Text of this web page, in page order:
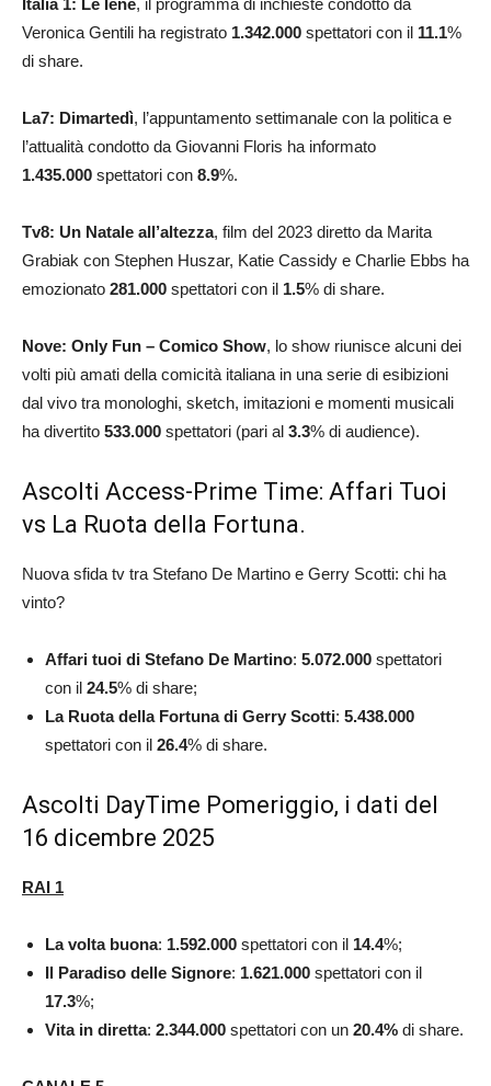
Italia 1: Le Iene, il programma di inchieste condotto da
Veronica Gentili ha registrato 1.342.000 spettatori con il 11.1%
di share.
La7: Dimartedì, l’appuntamento settimanale con la politica e
l’attualità condotto da Giovanni Floris ha informato
1.435.000 spettatori con 8.9%.
Tv8: Un Natale all’altezza, film del 2023 diretto da Marita
Grabiak con Stephen Huszar, Katie Cassidy e Charlie Ebbs ha
emozionato 281.000 spettatori con il 1.5% di share.
Nove: Only Fun – Comico Show, lo show riunisce alcuni dei
volti più amati della comicità italiana in una serie di esibizioni
dal vivo tra monologhi, sketch, imitazioni e momenti musicali
ha divertito 533.000 spettatori (pari al 3.3% di audience).
Ascolti Access-Prime Time: Affari Tuoi
vs La Ruota della Fortuna.
Nuova sfida tv tra Stefano De Martino e Gerry Scotti: chi ha
vinto?
Affari tuoi di Stefano De Martino: 5.072.000 spettatori
con il 24.5% di share;
La Ruota della Fortuna di Gerry Scotti: 5.438.000
spettatori con il 26.4% di share.
Ascolti DayTime Pomeriggio, i dati del
16 dicembre 2025
RAI 1
La volta buona: 1.592.000 spettatori con il 14.4%;
Il Paradiso delle Signore: 1.621.000 spettatori con il
17.3%;
Vita in diretta: 2.344.000 spettatori con un 20.4% di share.